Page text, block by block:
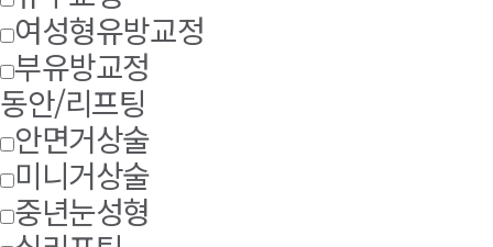
여성형유방교정
부유방교정
동안/리프팅
안면거상술
미니거상술
중년눈성형